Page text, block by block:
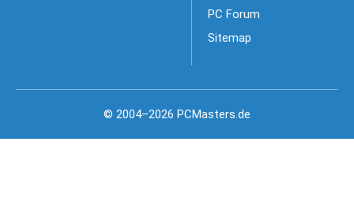
PC Forum
Sitemap
© 2004–2026 PCMasters.de